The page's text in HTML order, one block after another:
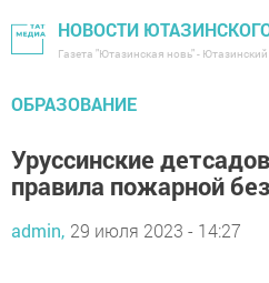
НОВОСТИ
Газета "Ютазинская новь" -
ОБРАЗОВАНИЕ
Уруссинские
правила пожарной
admin, 29 июля 2023 - 14:27